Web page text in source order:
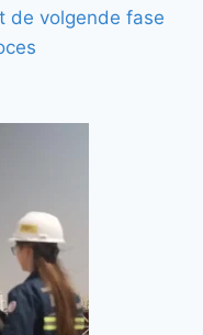
de volgende fase